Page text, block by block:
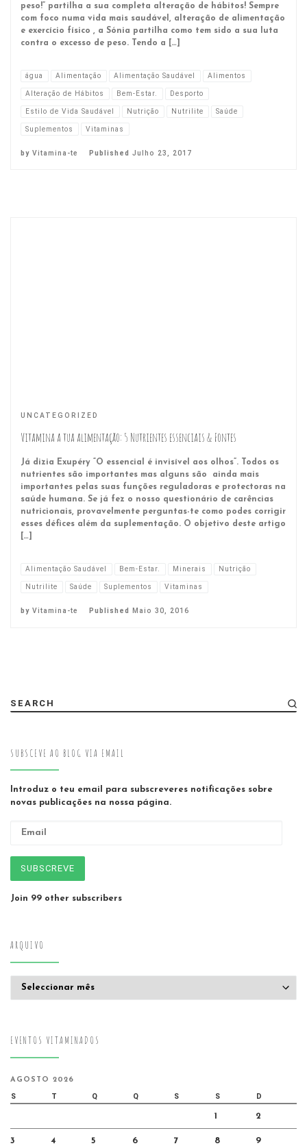
peso!” partilha a sua completa alteração de hábitos! Sempre
com foco numa vida mais saudável, alteração de alimentação
e exercício físico , a Sónia partilha como tem sido a sua luta
contra o excesso de peso. Tendo a […]
água Alimentação Alimentação Saudável
Alimentos
Alteração de Hábitos
Bem-Estar.
Desporto
Estilo de Vida Saudável
Nutrição Nutrilite
Saúde
Suplementos
Vitaminas
by Vitamina-te Published Julho 23, 2017
UNCATEGORIZED
Vitamina a tua alimentação: 5 Nutrientes essenciais & Fontes
Já dizia Exupéry “O essencial é invisível aos olhos”. Todos os
nutrientes são importantes mas alguns são ainda mais
importantes pelas suas funções reguladoras e protectoras na
saúde humana. Se já fez o nosso questionário de carências
nutricionais, provavelmente perguntas-te como podes corrigir
esses défices além da suplementação. O objetivo deste artigo
[…]
Alimentação Saudável Bem-Estar. Minerais
Nutrição
Nutrilite
Saúde Suplementos Vitaminas
by Vitamina-te Published Maio 30, 2016
SEARCH
SUBSCEVE AO BLOG VIA EMAIL
Introduz o teu email para subscreveres notificações sobre
novas publicações na nossa página.
SUBSCREVE
Join 99 other subscribers
ARQUIVO
EVENTOS VITAMINADOS
AGOSTO 2026
S T Q Q S S D
1 2
3 4 5 6 7 8 9